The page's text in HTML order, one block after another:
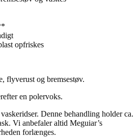
opfriskes
flyverust og bremsestøv.
en polervoks.
Denne behandling holder ca.
Vi anbefaler altid Meguiar’s
forlænges.